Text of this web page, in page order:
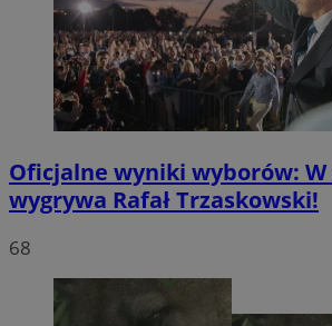
Oficjalne wyniki wyborów: W
wygrywa Rafał Trzaskowski!
68